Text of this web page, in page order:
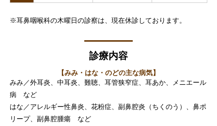
※耳鼻咽喉科の木曜日の診察は、現在休診しております。
診療内容
【みみ・はな・のどの主な病気】
みみ／外耳炎、中耳炎、難聴、耳管狭窄症、耳あか、メニエール
病 など
はな／アレルギー性鼻炎、花粉症、副鼻腔炎（ちくのう）、鼻ポ
リープ、副鼻腔腫瘍 など